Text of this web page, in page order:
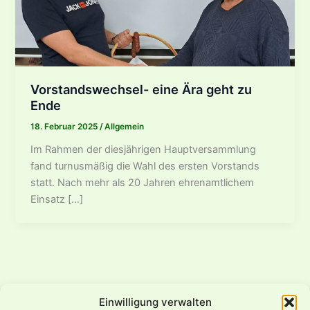
Einwilligung verwalten
Vorstandswechsel- eine Ära geht zu
Ende
18. Februar 2025/Allgemein
Im Rahmen der diesjährigen Hauptversammlung
fand turnusmäßig die Wahl des ersten Vorstands
statt. Nach mehr als 20 Jahren ehrenamtlichem
Einsatz […]